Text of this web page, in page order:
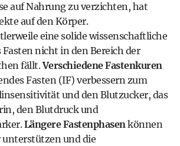
auf Nahrung zu verzichten, hat
auf den Körper.
eine solide wissenschaftliche
Fasten nicht in den Bereich der
fällt.Verschiedene Fastenkuren
Fasten (IF) verbessern zum
und den Blutzucker, das
den Blutdruck und
Längere Fastenphasenkönnen
unterstützen und die